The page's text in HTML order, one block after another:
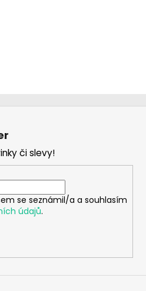
či slevy!
se seznámil/a a souhlasím
údajů.